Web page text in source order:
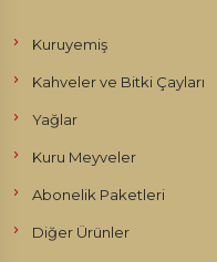
Kuruyemiş
Kahveler ve Bitki Çayları
Yağlar
Kuru Meyveler
Abonelik Paketleri
Diğer Ürünler